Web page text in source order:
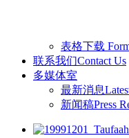
表格下载
联系我们Contact Us
多媒体室
最新消息
新闻稿Press